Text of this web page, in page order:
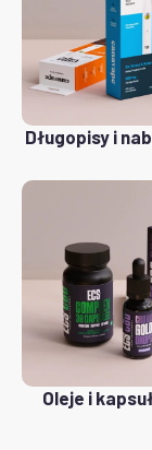
Długopisy i
Oleje i